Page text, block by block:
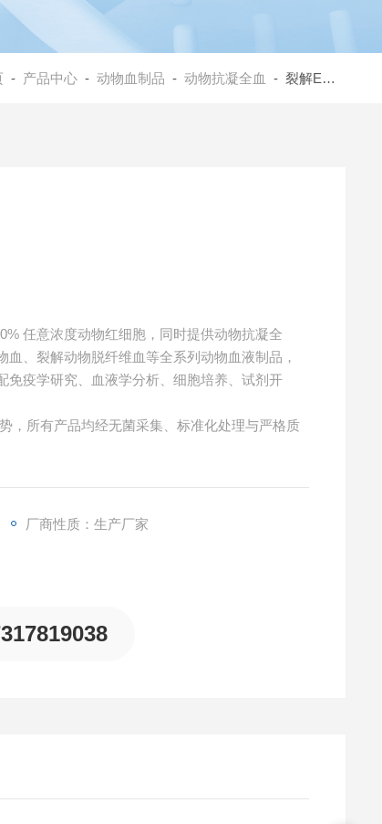
- 产品中心 -动物血制品 -动物抗凝全血 - 裂解EDTA抗凝猪血
任意浓度动物红细胞，同时提供动物抗凝全
、裂解动物脱纤维血等全系列动物血液制品，
疫学研究、血液学分析、细胞培养、试剂开
，所有产品均经无菌采集、标准化处理与严格质
厂商性质：生产厂家